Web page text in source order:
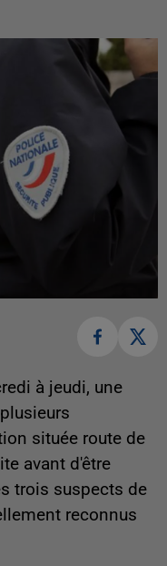
à jeudi, une
située route de
avant d'être
trois suspects de
reconnus